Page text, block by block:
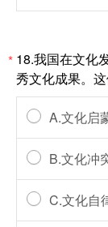
* 18.我国在文化
秀文化成果。这
A.文化启
B.文化冲
C.文化自